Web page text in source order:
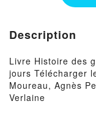
Description
Livre Histoire des
jours Télécharger
Moureau, Agnès
Verlaine